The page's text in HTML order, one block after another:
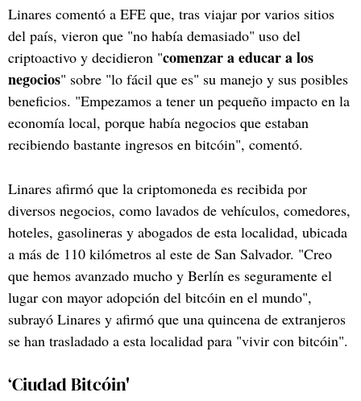
Linares comentó a EFE que, tras viajar por varios sitios
del país, vieron que "no había demasiado" uso del
criptoactivo y decidieron "comenzar a educar a los
negocios" sobre "lo fácil que es" su manejo y sus posibles
beneficios. "Empezamos a tener un pequeño impacto en la
economía local, porque había negocios que estaban
recibiendo bastante ingresos en bitcóin", comentó.
Linares afirmó que la criptomoneda es recibida por
diversos negocios, como lavados de vehículos, comedores,
hoteles, gasolineras y abogados de esta localidad, ubicada
a más de 110 kilómetros al este de San Salvador. "Creo
que hemos avanzado mucho y Berlín es seguramente el
lugar con mayor adopción del bitcóin en el mundo",
subrayó Linares y afirmó que una quincena de extranjeros
se han trasladado a esta localidad para "vivir con bitcóin".
‘Ciudad Bitcóin'